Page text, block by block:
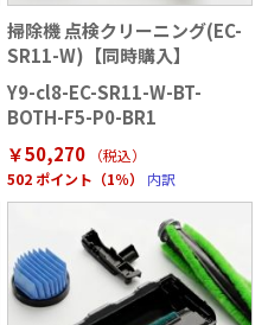
掃除機 点検クリーニング(EC-
SR11-W)【同時購入】
Y9-cl8-EC-SR11-W-BT-
BOTH-F5-P0-BR1
￥50,270
（税込）
502 ポイント（1％）
内訳